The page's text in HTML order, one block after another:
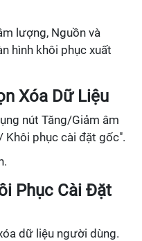
lượng, Nguồn và
hình khôi phục xuất
Xóa Dữ Liệu
nút Tăng/Giảm âm
Khôi phục cài đặt gốc".
Phục Cài Đặt
dữ liệu người dùng.